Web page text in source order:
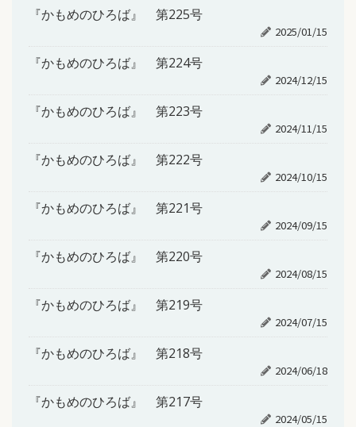
『かもめのひろば』 第225号
2025/01/15
『かもめのひろば』 第224号
2024/12/15
『かもめのひろば』 第223号
2024/11/15
『かもめのひろば』 第222号
2024/10/15
『かもめのひろば』 第221号
2024/09/15
『かもめのひろば』 第220号
2024/08/15
『かもめのひろば』 第219号
2024/07/15
『かもめのひろば』 第218号
2024/06/18
『かもめのひろば』 第217号
2024/05/15